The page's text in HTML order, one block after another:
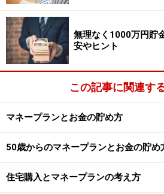
65歳までは40年もあります。 無
考えるのは、少し本末転倒な気が
のは、近い将来の出来事に対して
が、一般的な考え方ですから。
正社員でなくても、非正規や派遣
とにかく働いて収入を得る。そし
なライフスタイルに変えていくこ
度貯まってきたら、NISAを始めて
す。
無理なく1000万円貯
安やヒント
この記事に関連す
マネープランとお金の貯め方
50歳からのマネープランとお金の貯め
住宅購入とマネープランの考え方